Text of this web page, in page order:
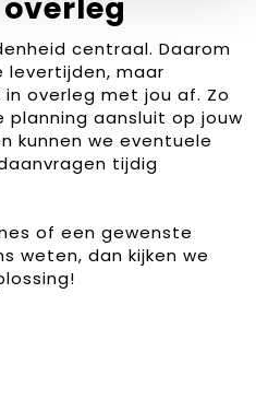
centraal. Daarom
levertijden, maar
overleg met jou af. Zo
aansluit op jouw
kunnen we eventuele
tijdig
of een gewenste
weten, dan kijken we